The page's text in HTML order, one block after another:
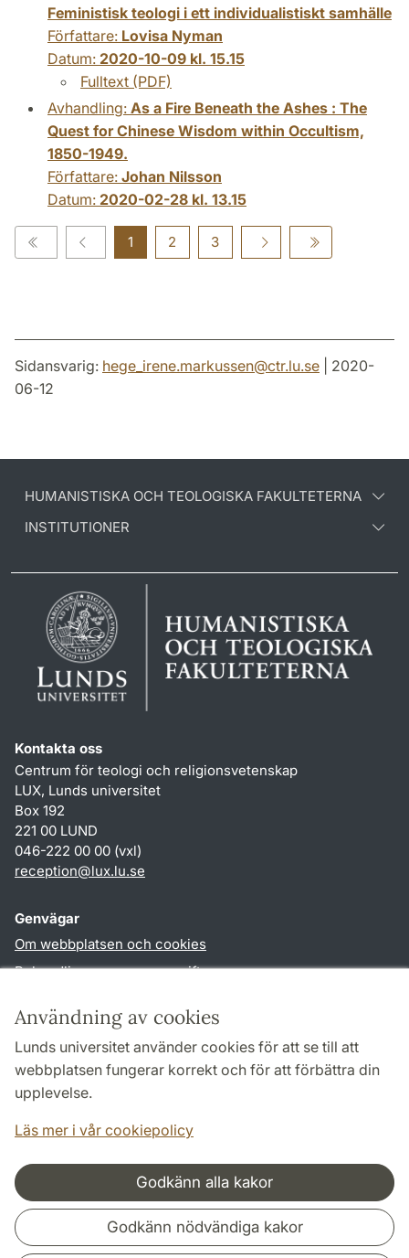
Användning av cookies
Lunds universitet använder cookies för att se till att
webbplatsen fungerar korrekt och för att förbättra din
upplevelse.
Läs mer i vår cookiepolicy
Godkänn alla kakor
Godkänn nödvändiga kakor
Feministisk teologi i ett individualistiskt samhälle
Författare: Lovisa Nyman
Datum: 2020-10-09 kl. 15.15
Fulltext (PDF)
Avhandling: As a Fire Beneath the Ashes : The
Quest for Chinese Wisdom within Occultism,
1850-1949.
Författare: Johan Nilsson
Datum: 2020-02-28 kl. 13.15
1 2 3
Sidansvarig: hege_irene.markussen@ctr.lu.se | 2020-
06-12
HUMANISTISKA OCH TEOLOGISKA FAKULTETERNA
INSTITUTIONER
Kontakta oss
Centrum för teologi och religionsvetenskap
LUX, Lunds universitet
Box 192
221 00 LUND
046-222 00 00 (vxl)
reception@lux.lu.se
Genvägar
Om webbplatsen och cookies
Behandling av personuppgifter
TYPO3-login
Följ oss i sociala medier
Samarbeten och nätverk